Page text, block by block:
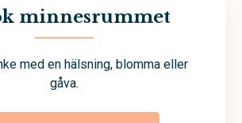
minnesrummet
med en hälsning, blomma eller
gåva.